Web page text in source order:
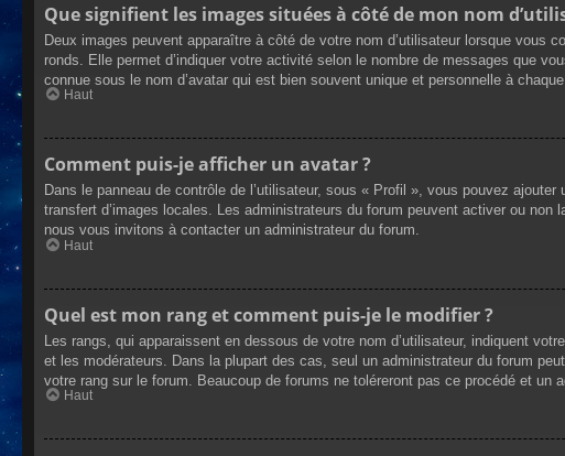
Que signifient les images situées à côté de mon nom
Deux images peuvent apparaître à côté de votre nom d’utilisateur lorsque vous
ronds. Elle permet d’indiquer votre activité selon le nombre de messages que
connue sous le nom d’avatar qui est bien souvent unique et personnelle à
Haut
Comment puis-je afficher un avatar ?
Dans le panneau de contrôle de l’utilisateur, sous « Profil », vous pouvez
transfert d’images locales. Les administrateurs du forum peuvent activer ou
nous vous invitons à contacter un administrateur du forum.
Haut
Quel est mon rang et comment puis-je le modifier ?
Les rangs, qui apparaissent en dessous de votre nom d’utilisateur, indiquent
et les modérateurs. Dans la plupart des cas, seul un administrateur du forum
votre rang sur le forum. Beaucoup de forums ne toléreront pas ce procédé et un
Haut